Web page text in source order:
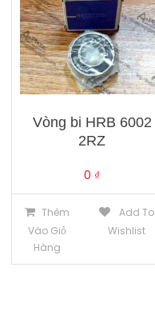
Vòng bi HRB 6002
2RZ
0 ₫
Thêm
Vào Giỏ
Hàng
Add To
Wishlist